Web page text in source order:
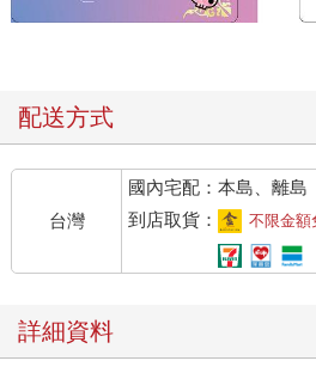
配送方式
台灣
國內宅配：本島、離島
到店取貨：
不限金額
詳細資料